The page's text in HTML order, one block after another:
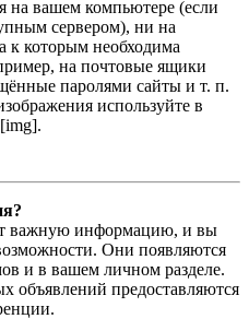
на вашем компьютере (если
сервером), ни на
к которым необходима
на почтовые ящики
паролями сайты и т. п.
используйте в
важную информацию, и вы
Они появляются
и в вашем личном разделе.
объявлений предоставляются